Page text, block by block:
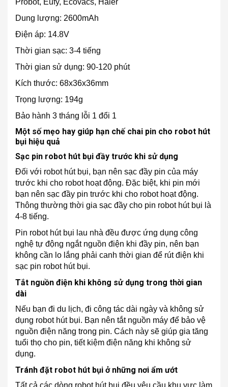
Dung lượng: 2600mAh
Điện áp: 14.8V
Thời gian sạc: 3-4 tiếng
Thời gian sử dụng: 90-120 phút
Kích thước: 68x36x36mm
Trọng lượng: 194g
Bảo hành 3 tháng lỗi 1 đổi 1
Một số mẹo hay giúp hạn chế chai pin cho robot hút
bụi hiệu quả
Sạc pin robot hút bụi đầy trước khi sử dụng
Đối với robot hút bụi, bạn nên sạc đầy pin của máy
trước khi cho robot hoạt động. Đặc biệt, khi pin mới
bạn nên sạc đầy pin trước khi cho robot hoạt động.
Thông thường thời gia sạc đầy cho pin robot hút bụi là
4-8 tiếng.
Pin robot hút bụi lau nhà đều được ứng dụng công
nghệ tự động ngắt nguồn điện khi đầy pin, nên bạn
không cần lo lắng phải canh thời gian để rút điện khi
sạc pin robot hút bụi.
Tắt nguồn điện khi không sử dụng trong thời gian
dài
Nếu bạn đi du lịch, đi công tác dài ngày và không sử
dụng robot hút bụi. Bạn nên tắt nguồn máy để bảo vệ
nguồn điện năng trong pin. Cách này sẽ giúp gia tăng
tuổi thọ cho pin, tiết kiệm điện năng khi không sử
dụng.
Tránh đặt robot hút bụi ở những nơi ẩm ướt
Tất cả các dòng robot hút bụi đều yêu cầu khu vực làm